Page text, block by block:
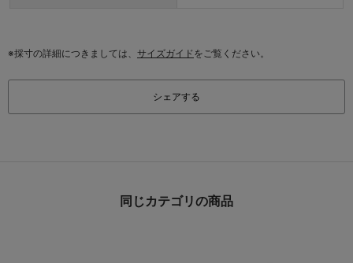
※採寸の詳細につきましては、 サイズガイドをご覧ください。
シェアする
同じカテゴリの商品